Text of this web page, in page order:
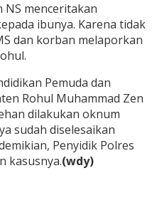
menceritakan
ibunya. Karena tidak
dan korban melaporkan
Pemuda dan
Rohul Muhammad Zen
dilakukan oknum
sudah diselesaikan
Penyidik Polres
kasusnya.(wdy)